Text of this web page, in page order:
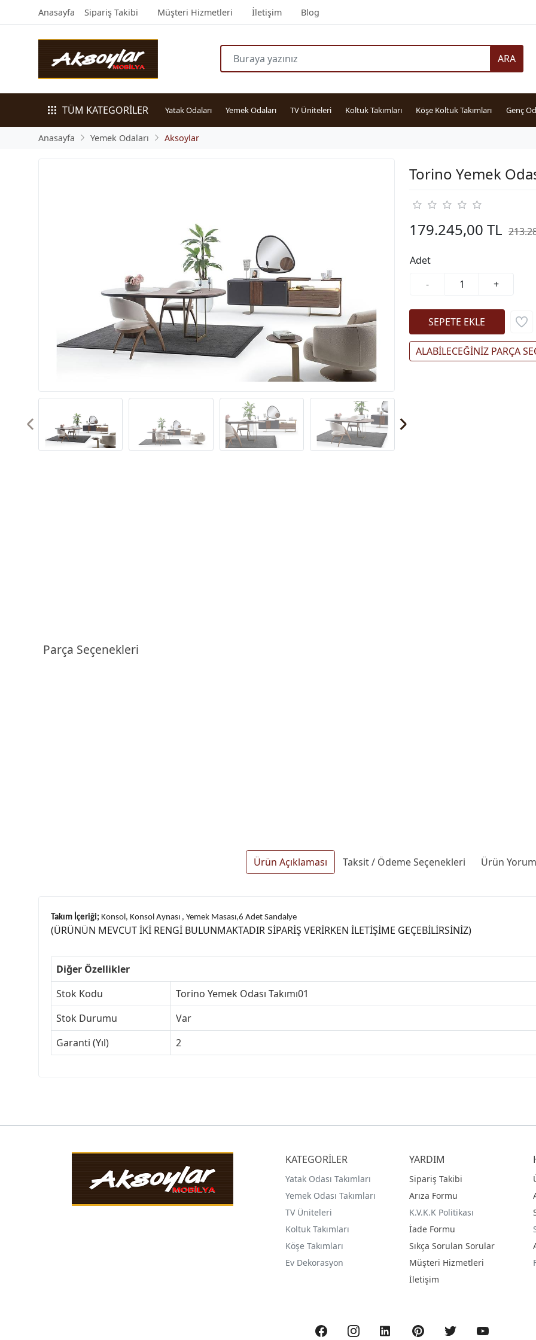
Anasayfa Sipariş Takibi Müşteri Hizmetleri İletişim Blog
ARA
TÜM KATEGORİLER Yatak Odaları Yemek Odaları TV Üniteleri Koltuk Takımları Köşe Koltuk Takımları Genç
Anasayfa Yemek Odaları Aksoylar
Torino Yemek
179.245,00 TL
Adet
-
+
ALABİLECEĞİNİZ PARÇA
Parça Seçenekleri
Ürün Açıklaması Taksit / Ödeme Seçenekleri Ürün
Takım İçeriği; Konsol, Konsol Aynası , Yemek Masası,6 Adet Sandalye
(ÜRÜNÜN MEVCUT İKİ RENGİ BULUNMAKTADIR SİPARİŞ VERİRKEN İLETİŞİME GEÇEBİLİRSİNİZ)
Diğer Özellikler
Stok Kodu
Torino Yemek Odası Takımı01
Stok Durumu
Var
Garanti (Yıl)
2
KATEGORİLER
Yatak Odası Takımları
Yemek Odası Takımları
TV Üniteleri
Koltuk Takımları
Köşe Takımları
Ev Dekorasyon
YARDIM
Sipariş Takibi
Arıza Formu
K.V.K.K Politikası
İade Formu
Sıkça Sorulan Sorular
Müşteri Hizmetleri
İletişim